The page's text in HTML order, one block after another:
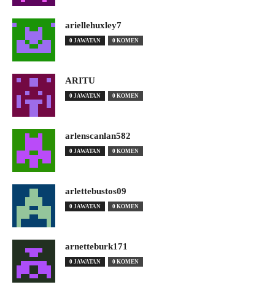
ariellehuxley7
0 JAWATAN 0 KOMEN
ARITU
0 JAWATAN 0 KOMEN
arlenscanlan582
0 JAWATAN 0 KOMEN
arlettebustos09
0 JAWATAN 0 KOMEN
arnetteburk171
0 JAWATAN 0 KOMEN